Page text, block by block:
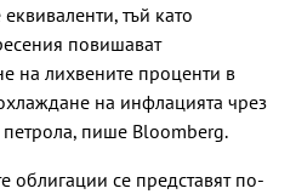
тъй като
повишават
на лихвените проценти в
на инфлацията чрез
пише Bloomberg.
облигации се представят по-